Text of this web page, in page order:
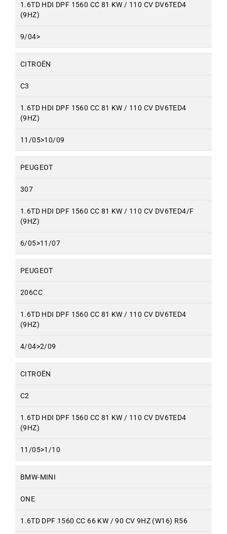
1.6TD HDI DPF 1560 CC 81 KW / 110 CV DV6TED4
(9HZ)
9/04>
CITROËN
C3
1.6TD HDI DPF 1560 CC 81 KW / 110 CV DV6TED4
(9HZ)
11/05>10/09
PEUGEOT
307
1.6TD HDI DPF 1560 CC 81 KW / 110 CV DV6TED4/F
(9HZ)
6/05>11/07
PEUGEOT
206CC
1.6TD HDI DPF 1560 CC 81 KW / 110 CV DV6TED4
(9HZ)
4/04>2/09
CITROËN
C2
1.6TD HDI DPF 1560 CC 81 KW / 110 CV DV6TED4
(9HZ)
11/05>1/10
BMW-MINI
ONE
1.6TD DPF 1560 CC 66 KW / 90 CV 9HZ (W16) R56